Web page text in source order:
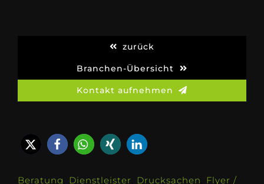
zurück
Branchen-Übersicht
Kontakt aufnehmen
Beratung Dienstleister Drucksachen
Flyer /